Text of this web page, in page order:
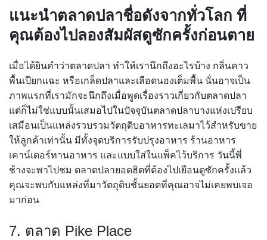
Search
for:
แนะนำตลาดปลาชื่อดังจากทั่วโลก ที่
คุณต้องไปลองสัมผัสดูซักครั้งก่อนตาย
เมื่อได้ยินคำว่าตลาดปลา ทำให้เรานึกถึงอะไรบ้าง กลิ่นคาว
พื้นเปียกแฉะ หรือเกล็ดปลาและเลือดนองเต็มพื้น นั่นอาจเป็น
ภาพแรกที่เรามักจะนึกถึงเมื่อพูดเรื่องราวเกี่ยวกับตลาดปลา
แต่ก็ไม่ใช่แบบนั้นเสมอไปในปัจจุบันตลาดปลาบางแห่งเปรียบ
เสมือนเป็นแหล่งรวบรวมวัตถุดิบอาหารทะเลมาไว้สำหรับขาย
ให้ลูกค้าเท่านั้น มีทั้งจุดบริการรับปรุงอาหาร ร้านอาหาร
เคาน์เตอร์ทานอาหาร และแบบใส่ในแพ็คไว้บริการ วันนี้พี่
ช้างจะพาไปชม ตลาดปลายอดฮิตที่ต้องไปเยือนดูซักครั้งแล้ว
คุณจะพบกับแหล่งที่มาวัตถุดิบชั้นยอดที่คุณอาจไม่เคยพบเจอ
มาก่อน
7. ตลาด Pike Place